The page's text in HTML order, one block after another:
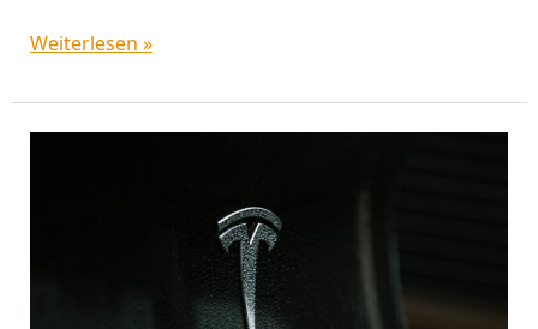
Weiterlesen »